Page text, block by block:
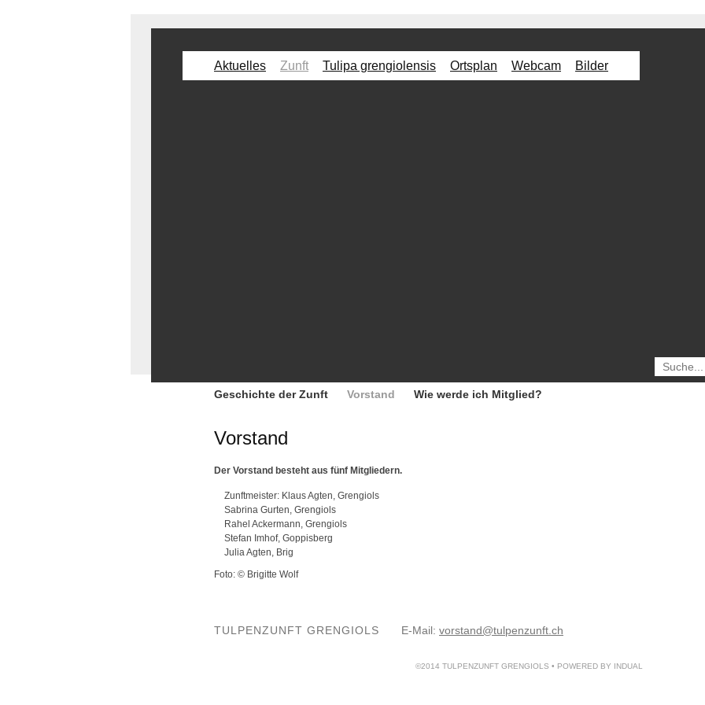
Startseite Gemeinde Grengiols
Aktuelles Zunft Tulipa grengiolensis Ortsplan Webcam Bilder
Geschichte der Zunft Vorstand Wie werde ich Mitglied?
Vorstand
Der Vorstand besteht aus fünf Mitgliedern.
Zunftmeister: Klaus Agten, Grengiols
Sabrina Gurten, Grengiols
Rahel Ackermann, Grengiols
Stefan Imhof, Goppisberg
Julia Agten, Brig
Foto: © Brigitte Wolf
TULPENZUNFT GRENGIOLS E-Mail: vorstand@tulpenzunft.ch
©2014 TULPENZUNFT GRENGIOLS • POWERED BY INDUAL